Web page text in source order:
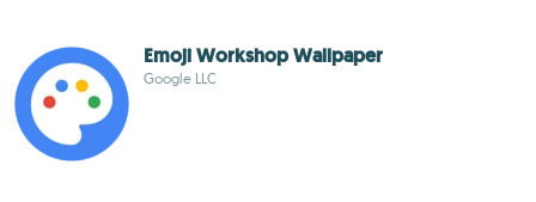
Emoji Workshop Wallpaper
Google LLC